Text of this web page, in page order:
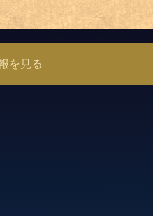
を見る